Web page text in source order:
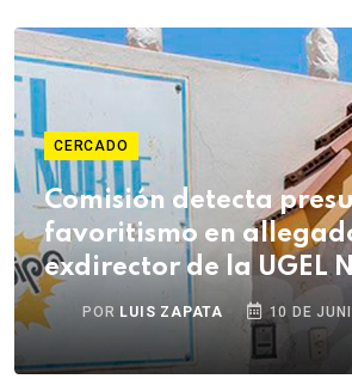
CERCADO
Comisión detecta
favoritismo en
exdirector de la UGEL
POR LUIS ZAPATA 10 DE